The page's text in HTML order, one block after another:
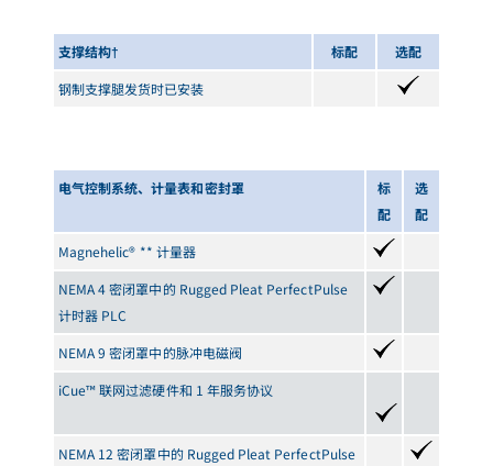
支撑结构† 标配
选配
钢制支撑腿发货时已安装
电气控制系统、计量表和密封罩
标
配
选
配
Magnehelic® ** 计量器
NEMA 4 密闭罩中的 Rugged Pleat PerfectPulse
计时器 PLC
NEMA 9 密闭罩中的脉冲电磁阀
iCue™ 联网过滤硬件和 1 年服务协议
NEMA 12 密闭罩中的 Rugged Pleat PerfectPulse